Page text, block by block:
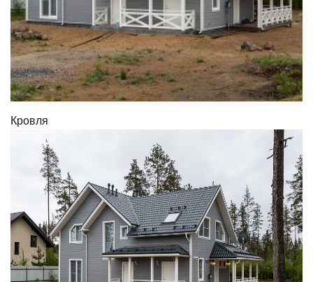
Кровля